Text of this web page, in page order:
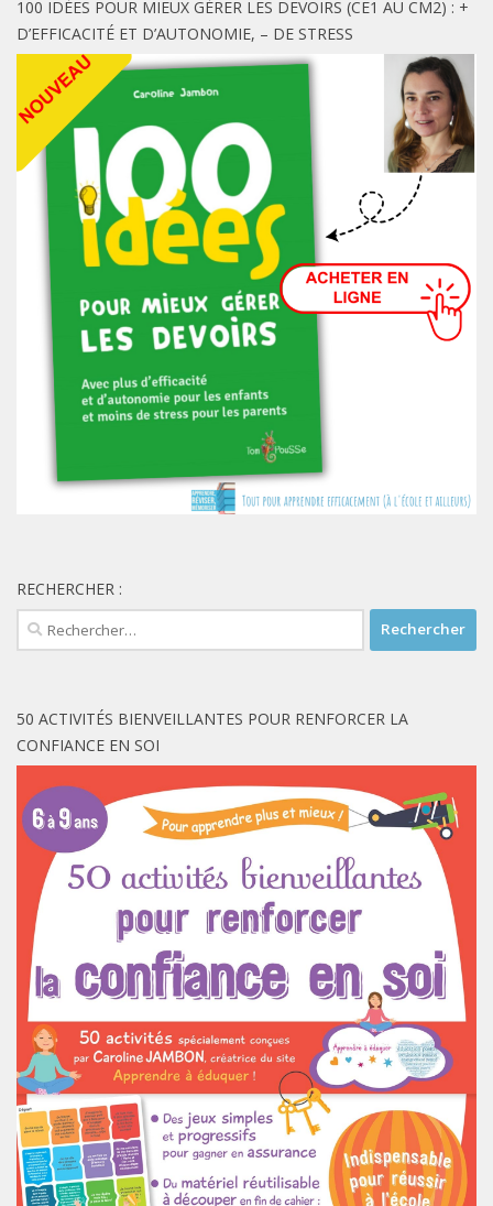
100 IDÉES POUR MIEUX GÉRER LES DEVOIRS (CE1 AU CM2) : +
D’EFFICACITÉ ET D’AUTONOMIE, – DE STRESS
RECHERCHER :
Rechercher :
50 ACTIVITÉS BIENVEILLANTES POUR RENFORCER LA
CONFIANCE EN SOI